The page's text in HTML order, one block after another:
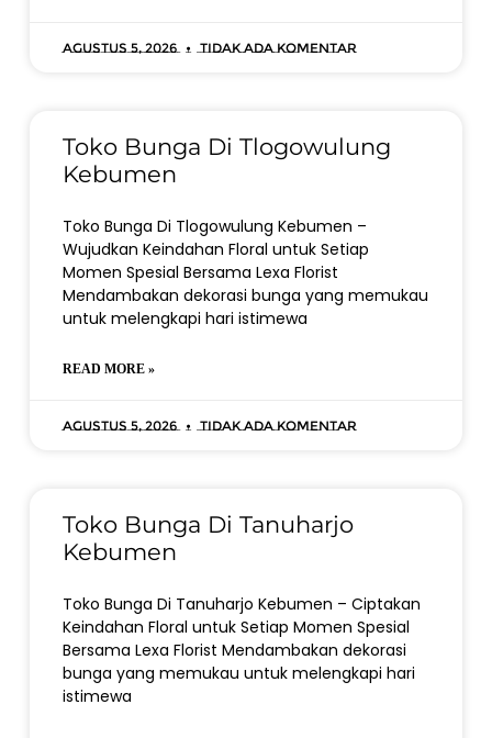
Agustus 5, 2026 Tidak ada komentar
Toko Bunga Di Tlogowulung
Kebumen
Toko Bunga Di Tlogowulung Kebumen –
Wujudkan Keindahan Floral untuk Setiap
Momen Spesial Bersama Lexa Florist
Mendambakan dekorasi bunga yang memukau
untuk melengkapi hari istimewa
READ MORE »
Agustus 5, 2026 Tidak ada komentar
Toko Bunga Di Tanuharjo
Kebumen
Toko Bunga Di Tanuharjo Kebumen – Ciptakan
Keindahan Floral untuk Setiap Momen Spesial
Bersama Lexa Florist Mendambakan dekorasi
bunga yang memukau untuk melengkapi hari
istimewa